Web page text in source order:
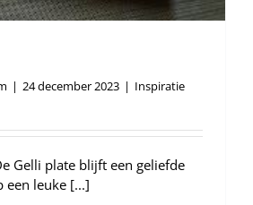
| 24 december 2023 | Inspiratie
Gelli plate blijft een geliefde
leuke [...]